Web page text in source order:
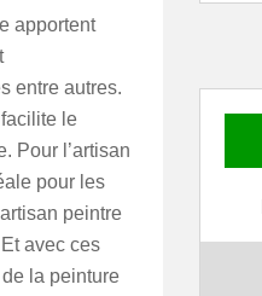
apportent
entre autres.
le
Pour l’artisan
pour les
peintre
avec ces
la peinture